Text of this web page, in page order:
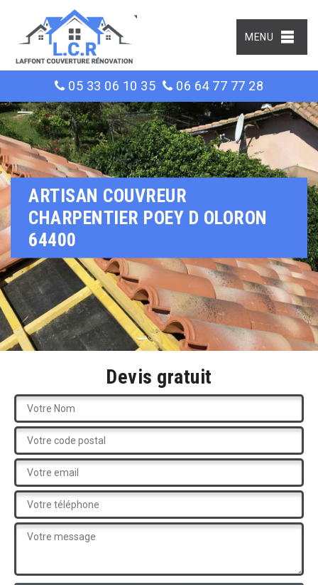
MENU
05 33 06 10 35 06 64 77 77 28
ARTISAN COUVREUR
CHARPENTIER POEY D OLORON
64400
Devis gratuit